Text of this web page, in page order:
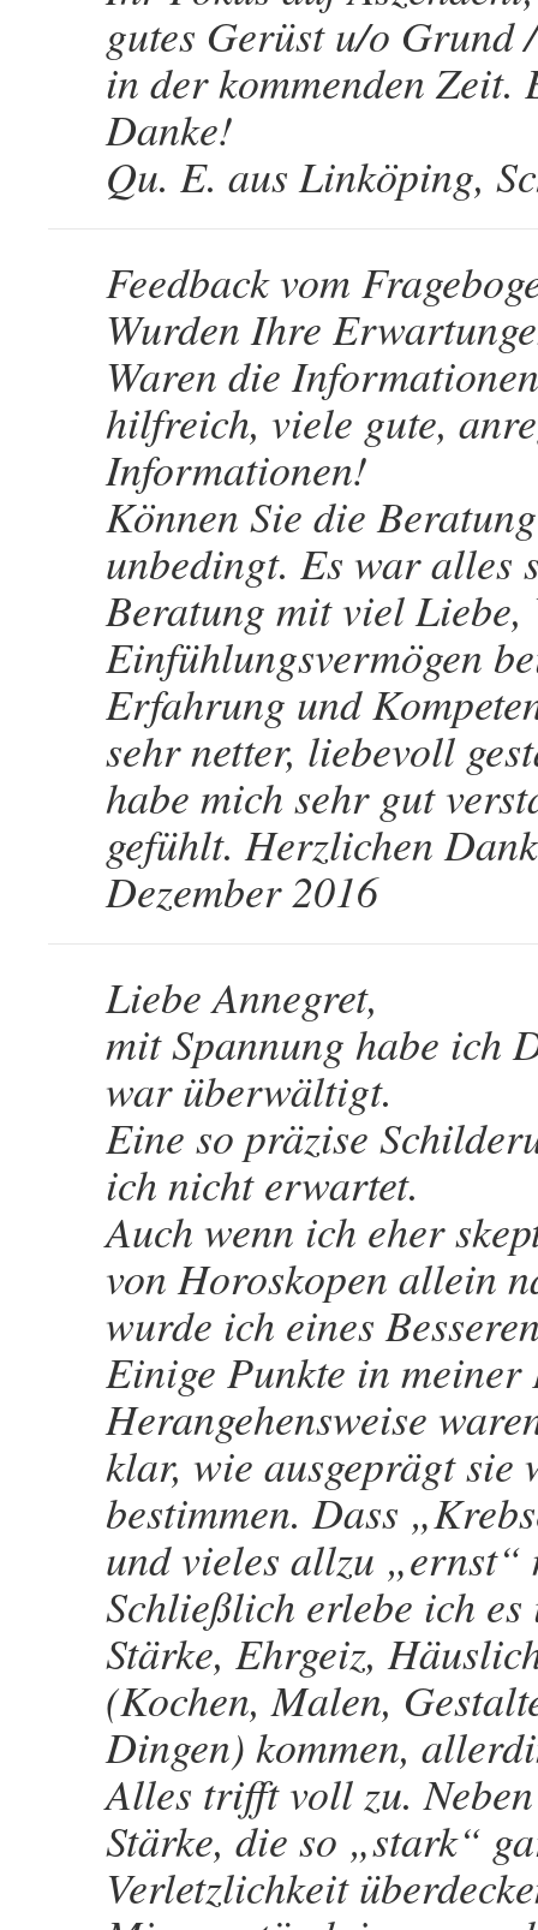
gutes Gerüst u/o
in der kommenden Zeit.
Danke!
Qu. E. aus Linköping,
Feedback vom
Wurden Ihre
Waren die
hilfreich, viele gute,
Informationen!
Können Sie die
unbedingt. Es war alles
Beratung mit viel Liebe,
Einfühlungsvermögen
Erfahrung und
sehr netter, liebevoll
habe mich sehr gut
gefühlt. Herzlichen
Dezember 2016
Liebe Annegret,
mit Spannung habe ich
war überwältigt.
Eine so präzise
ich nicht erwartet.
Auch wenn ich eher
von Horoskopen allein
wurde ich eines
Einige Punkte in
Herangehensweise
klar, wie ausgeprägt sie
bestimmen. Dass
und vieles allzu
Schließlich erlebe ich
Stärke, Ehrgeiz,
(Kochen, Malen,
Dingen) kommen,
Alles trifft voll zu.
Stärke, die so „stark“
Verletzlichkeit